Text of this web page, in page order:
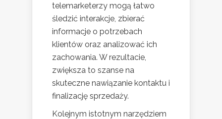
telemarketerzy mogą łatwo
śledzić interakcje, zbierać
informacje o potrzebach
klientów oraz analizować ich
zachowania. W rezultacie,
zwiększa to szanse na
skuteczne nawiązanie kontaktu i
finalizację sprzedaży.
Kolejnym istotnym narzędziem